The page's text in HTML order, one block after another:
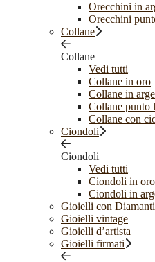
Orecchini in
Orecchini
Collane
Collane
Vedi tutti
Collane in oro
Collane in
Collane punto
Collane con
Ciondoli
Ciondoli
Vedi tutti
Ciondoli in oro
Ciondoli in
Gioielli con Diamanti
Gioielli vintage
Gioielli d’artista
Gioielli firmati